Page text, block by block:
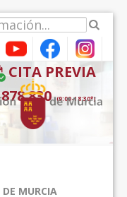
CITA PREVIA
830 (9:00-18:30*)
MURCIA